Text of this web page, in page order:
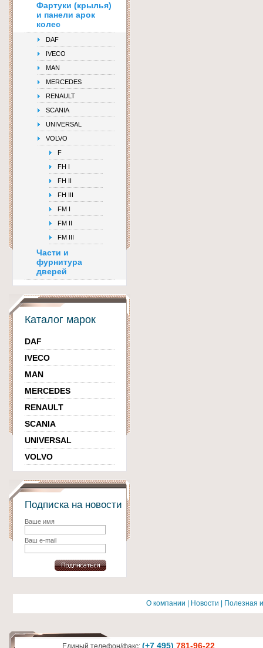
Фартуки (крылья)
и панели арок
колес
DAF
IVECO
MAN
MERCEDES
RENAULT
SCANIA
UNIVERSAL
VOLVO
F
FH I
FH II
FH III
FM I
FM II
FM III
Части и
фурнитура
дверей
Каталог марок
DAF
IVECO
MAN
MERCEDES
RENAULT
SCANIA
UNIVERSAL
VOLVO
Подписка на новости
Ваше имя
Ваш e-mail
О компании Новости Полезная
Единый телефон/факс: (+7 495) 781-96-22